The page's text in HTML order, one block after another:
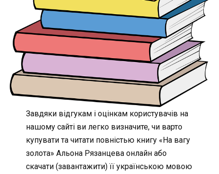
Завдяки відгукам і оцінкам користувачів на
нашому сайті ви легко визначите, чи варто
купувати та читати повністью книгу «На вагу
золота» Альона Рязанцева онлайн або
скачати (завантажити) її українською мовою